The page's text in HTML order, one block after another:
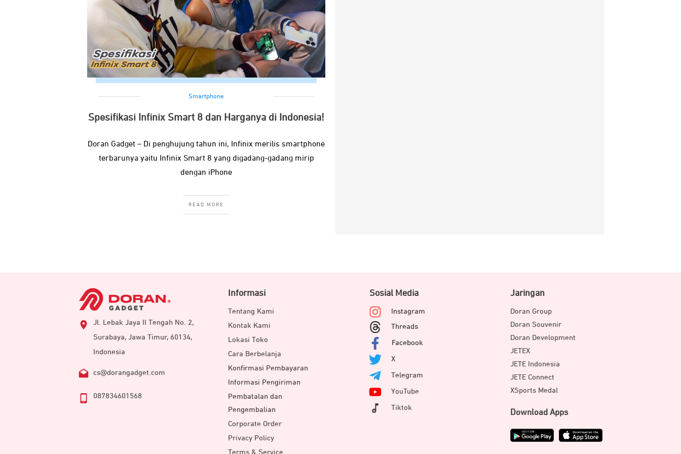
Smartphone
Spesifikasi Infinix Smart 8 dan Harganya di Indonesia!
Doran Gadget – Di penghujung tahun ini, Infinix merilis smartphone
terbarunya yaitu Infinix Smart 8 yang digadang-gadang mirip
dengan iPhone
READ MORE
Jl. Lebak Jaya II Tengah No. 2,
Surabaya, Jawa Timur, 60134,
Indonesia
cs@dorangadget.com
087834601568
Informasi
Tentang Kami
Kontak Kami
Lokasi Toko
Cara Berbelanja
Konfirmasi Pembayaran
Informasi Pengiriman
Pembatalan dan
Pengembalian
Corporate Order
Privacy Policy
Terms & Service
Sosial Media
Instagram
Threads
Facebook
X
Telegram
YouTube
Tiktok
Jaringan
Doran Group
Doran Souvenir
Doran Development
JETEX
JETE Indonesia
JETE Connect
XSports Medal
Download Apps